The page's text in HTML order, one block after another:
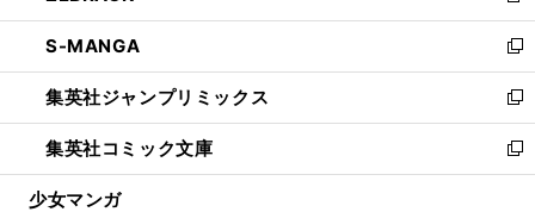
開
く
ウ
で
開
く
ン
ド
ウ
で
開
く
ウ
ィ
ン
ド
ウ
で
開
し
い
ウ
ィ
ン
ド
ウ
S-MANGA
新
し
い
ウ
ィ
ン
集英社ジャンプリミックス
新
し
い
ウ
集英社コミック文庫
新
し
少女マンガ